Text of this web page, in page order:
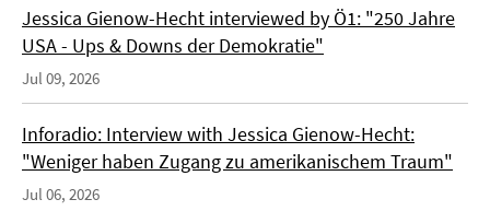
Jessica Gienow-Hecht interviewed by Ö1: "250 Jahre
USA - Ups & Downs der Demokratie"
Jul 09, 2026
Inforadio: Interview with Jessica Gienow-Hecht:
"Weniger haben Zugang zu amerikanischem Traum"
Jul 06, 2026